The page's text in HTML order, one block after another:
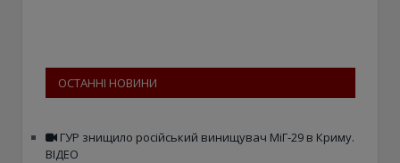
ОСТАННІ НОВИНИ
ГУР знищило російський винищувач МіГ-29 в Криму.
ВІДЕО